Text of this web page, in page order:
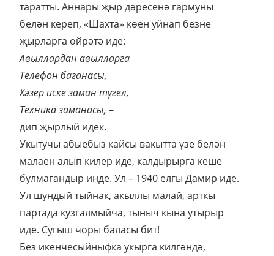
таратты. Аннары җыр дәресенә гармуны
белән кереп, «Шахта» көен уйнап безне
җырларга өйрәтә иде:
Авыллардан авылларга
Телефон баганасы,
Хәзер иске заман түгел,
Техника заманасы, –
дип җырлый идек.
Укытучы абыебыз кайсы вакытта үзе белән
малаен алып килер иде, калдырырга кеше
булмагандыр инде. Ул – 1940 елгы Дамир иде.
Ул шундый тыйнак, акыллы малай, арткы
партада кузгалмыйча, тыныч кына утырыр
иде. Сугыш чоры баласы бит!
Без икенчесыйныфка укырга килгәндә,